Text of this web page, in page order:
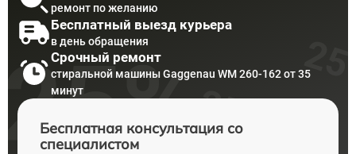
ремонт по желанию
Бесплатный выезд курьера
в день обращения
Срочный ремонт
стиральной машины Gaggenau WM 260-162 от 35
минут
Бесплатная консультация со
специалистом